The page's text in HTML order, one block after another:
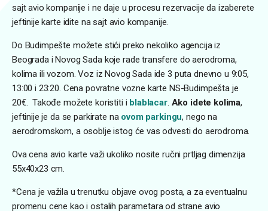
sajt avio kompanije i ne daje u procesu rezervacije da izaberete
jeftinije karte idite na sajt avio kompanije.
Do Budimpešte možete stići preko nekoliko agencija iz
Beograda i Novog Sada koje rade transfere do aerodroma,
kolima ili vozom. Voz iz Novog Sada ide 3 puta dnevno u 9:05,
13:00 i 23:20. Cena povratne vozne karte NS-Budimpešta je
20€. Takođe možete koristiti i blablacar. Ako idete kolima,
jeftinije je da se parkirate na ovom parkingu, nego na
aerodromskom, a osoblje istog će vas odvesti do aerodroma.
Ova cena avio karte važi ukoliko nosite ručni prtljag dimenzija
55x40x23 cm.
*Cena je važila u trenutku objave ovog posta, a za eventualnu
promenu cene kao i ostalih parametara od strane avio